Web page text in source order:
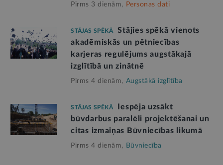
Pirms 3 dienām, Personas dati
STĀJAS SPĒKĀ
Stājies spēkā vienots
akadēmiskās un pētniecības
karjeras regulējums augstākajā
izglītībā un zinātnē
Pirms 4 dienām, Augstākā izglītība
STĀJAS SPĒKĀ
Iespēja uzsākt
būvdarbus paralēli projektēšanai un
citas izmaiņas Būvniecības likumā
Pirms 4 dienām, Būvniecība